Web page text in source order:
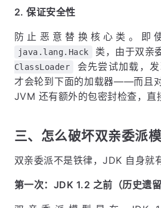
2. 保证安全性
防止恶意替换核心类。即
java.lang.Hack 类，由于双亲
ClassLoader
会先尝试加载，
才会轮到下面的加载器——而且
JVM 还有额外的包密封检查，直
三、怎么破坏双亲委派模
双亲委派不是铁律，JDK 自身就
第一次：JDK 1.2 之前（历史遗留